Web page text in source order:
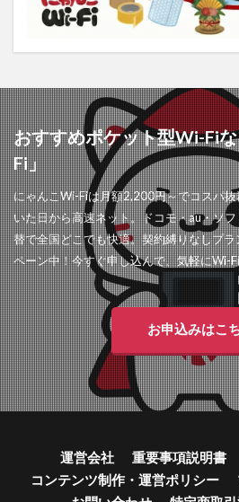
おすすめポケット型Wi-Fi
Fi」
にゃんこWi-Fiは月額2,200円～でコスパ
いた日から高速ネット。ドコモ・au・ソ
替で全国どこでも快適。契約縛りなしプ
ペーン中！今すぐ申し込んで、気軽にWi-
お申込みはこ
運営会社 重要事項説明書
コンテンツ制作・運営ポリシー